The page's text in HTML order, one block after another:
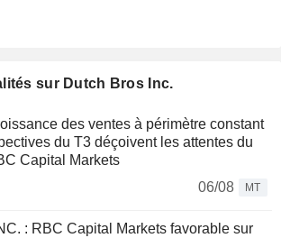
sur Dutch Bros Inc.
des ventes à périmètre constant
du T3 déçoivent les attentes du
Capital Markets
06/08
MT
: RBC Capital Markets favorable sur